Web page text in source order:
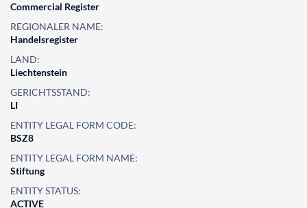
Commercial Register
REGIONALER NAME:
Handelsregister
LAND:
Liechtenstein
GERICHTSSTAND:
LI
ENTITY LEGAL FORM CODE:
BSZ8
ENTITY LEGAL FORM NAME:
Stiftung
ENTITY STATUS:
ACTIVE